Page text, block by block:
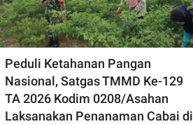
Peduli Ketahanan Pangan
Nasional, Satgas TMMD Ke-129
TA 2026 Kodim 0208/Asahan
Laksanakan Penanaman Cabai di